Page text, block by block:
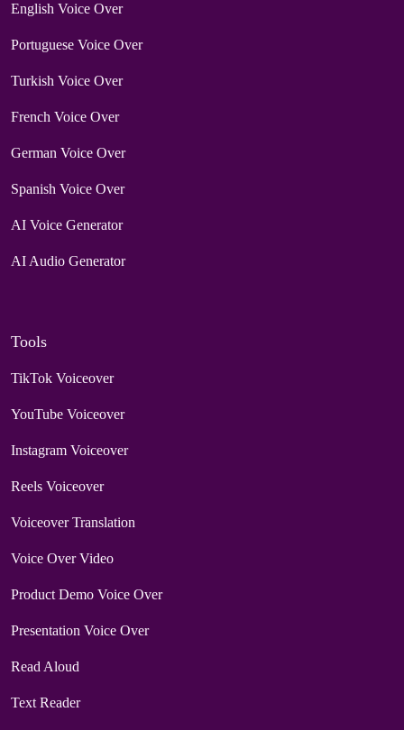
English Voice Over
Portuguese Voice Over
Turkish Voice Over
French Voice Over
German Voice Over
Spanish Voice Over
AI Voice Generator
AI Audio Generator
Tools
TikTok Voiceover
YouTube Voiceover
Instagram Voiceover
Reels Voiceover
Voiceover Translation
Voice Over Video
Product Demo Voice Over
Presentation Voice Over
Read Aloud
Text Reader